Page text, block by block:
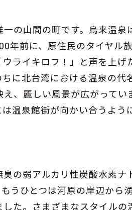
の山間の町です。烏来温
年前に、原住民のタイヤ
ライキロフ！」と声を上
に北台湾における温泉の
、麗しい風景が広がって
温泉館街が向かい合うよ
の弱アルカリ性炭酸水素
うひとつは河原の岸辺か
た。さまざまなスタイル